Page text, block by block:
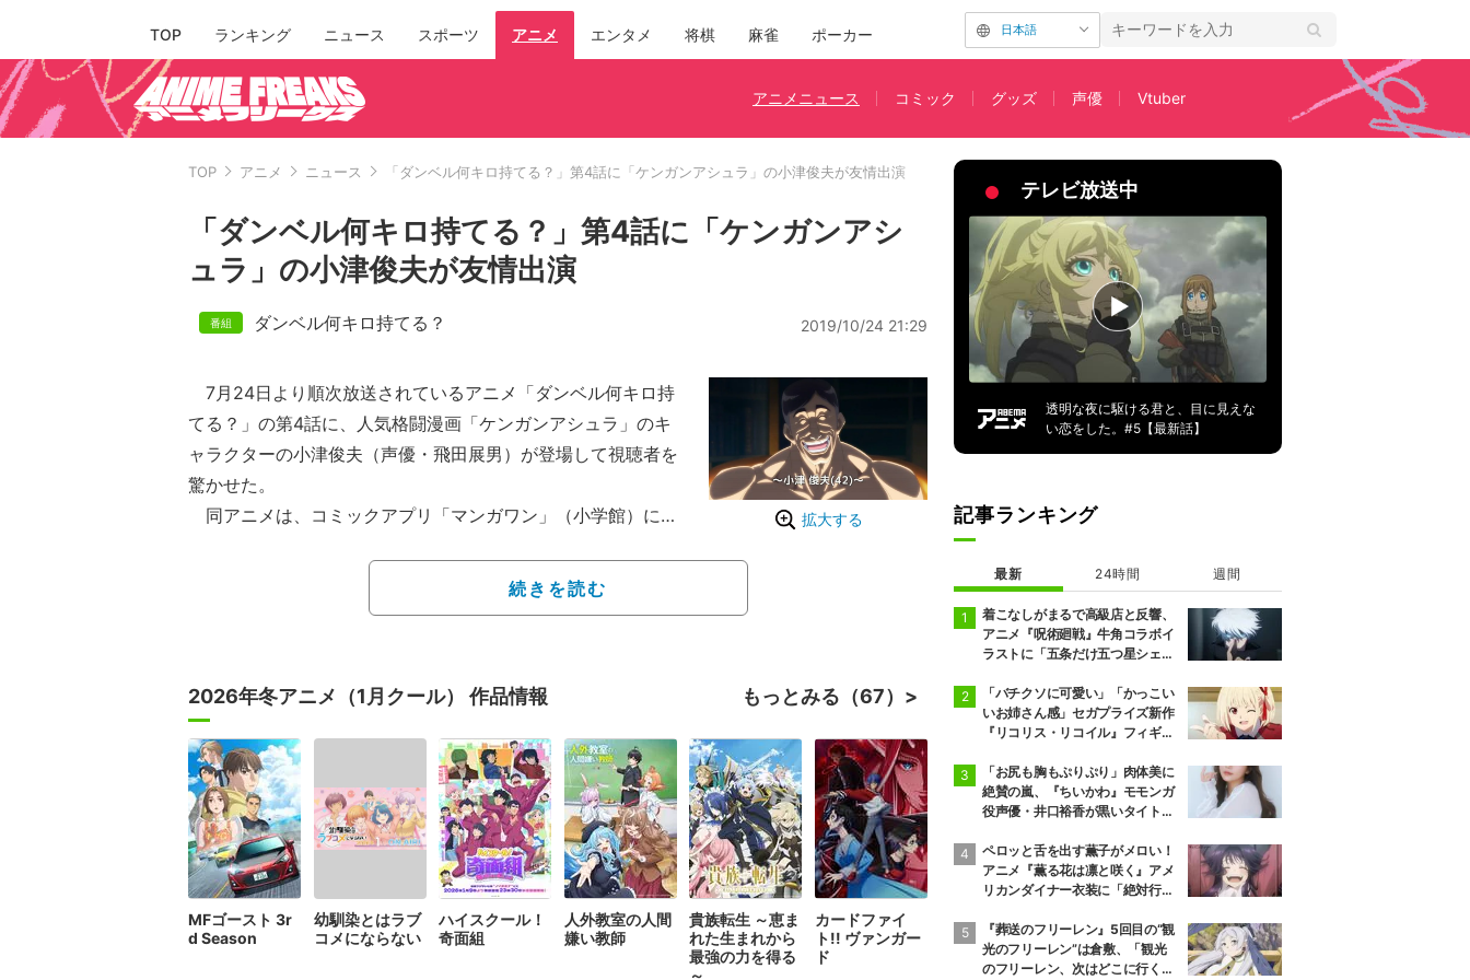
TOP ランキング ニュース スポーツ アニメ エンタメ 将棋 麻雀 ポーカー 日本語
アニメニュース コミック グッズ 声優 Vtuber
TOP アニメ ニュース 「ダンベル何キロ持てる？」第4話に「ケンガンアシュラ」の小津俊夫が友情出演
「ダンベル何キロ持てる？」第4話に「ケンガンアシ
ュラ」の小津俊夫が友情出演
ダンベル何キロ持てる？ 2019/10/24 21:29
拡大する
7月24日より順次放送されているアニメ「ダンベル何キロ持
てる？」の第4話に、人気格闘漫画「ケンガンアシュラ」のキ
ャラクターの小津俊夫（声優・飛田展男）が登場して視聴者を
驚かせた。
同アニメは、コミックアプリ「マンガワン」（小学館）にて
M）が原作。食べることが大好きな女子高生・紗倉ひびきは、
重度の筋肉フェチであるカリスマ美少女生徒会長・奏流院朱美
かれた。
続きを読む
2026年冬アニメ（1月クール） 作品情報 もっとみる（67）
MFゴースト 3r
d Season
幼馴染とはラブ
コメにならない
ハイスクール！
奇面組
人外教室の人間
嫌い教師
貴族転生 ～恵ま
れた生まれから
最強の力を得る
～
カードファイ
ト!! ヴァンガー
ド
テレビ放送中
透明な夜に駆ける君と、目に見えな
い恋をした。#5【最新話】
記事ランキング
最新 24時間 週間
着こなしがまるで高級店と反響、
アニメ『呪術廻戦』牛角コラボイ
ラストに「五条だけ五つ星シェ
「バチクソに可愛い」「かっこい
いお姉さん感」セガプライズ新作
『リコリス・リコイル』フィギュ
「お尻も胸もぷりぷり」肉体美に
絶賛の嵐、『ちいかわ』モモンガ
役声優・井口裕香が黒いタイトウ
ペロッと舌を出す薫子がメロい！
アニメ『薫る花は凛と咲く』アメ
リカンダイナー衣装に「絶対行き
『葬送のフリーレン』5回目の“観
光のフリーレン”は倉敷、「観光
のフリーレン、次はどこに行くの